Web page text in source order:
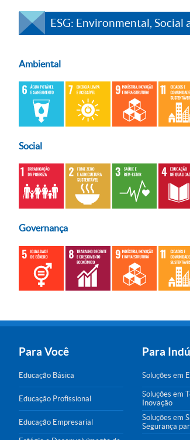
ESG: Environmental,
Ambiental
Social
Governança
Para Você
Educação Básica
Educação Profissional
Educação Empresarial
Para
Soluções em
Soluções em
Inovação
Soluções em
Segurança